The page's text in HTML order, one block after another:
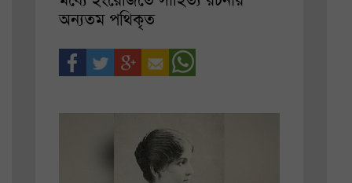
অন্যতম পথিকৃত